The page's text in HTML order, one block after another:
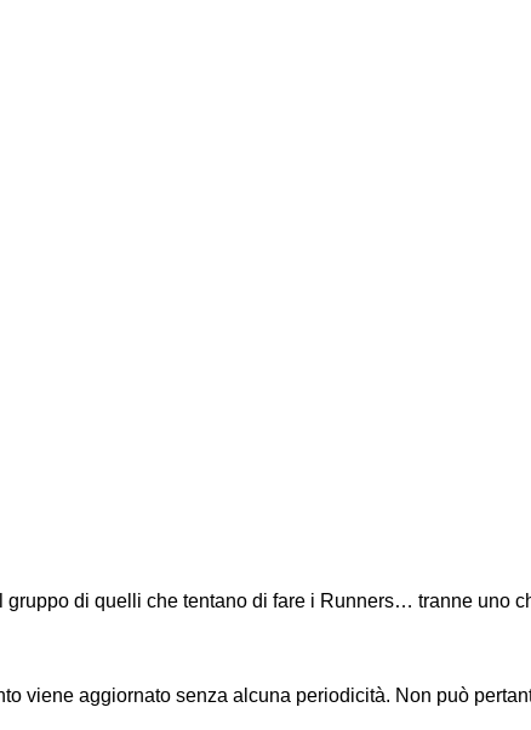
di quelli che tentano di fare i Runners… tranne uno
viene aggiornato senza alcuna periodicità. Non può